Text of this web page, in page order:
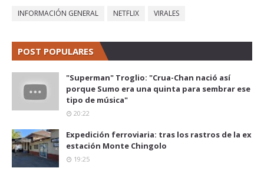
INFORMACIÓN GENERAL NETFLIX VIRALES
POST POPULARES
"Superman" Troglio: "Crua-Chan nació así
porque Sumo era una quinta para sembrar ese
tipo de música"
20:22
Expedición ferroviaria: tras los rastros de la ex
estación Monte Chingolo
19:25